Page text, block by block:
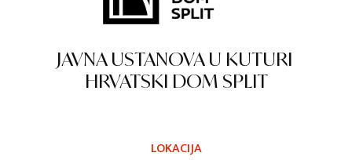
JAVNA USTANOVA U KUTURI
HRVATSKI DOM SPLIT
LOKACIJA